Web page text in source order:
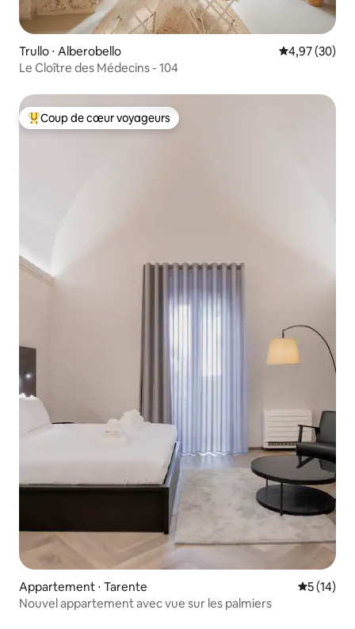
Trullo ⋅ Alberobello Évaluation
4,97 (30)
Le Cloître des Médecins - 104
Coups de cœur voyageurs les plus appréciés
Coup de cœur voyageurs
Appartement ⋅ Tarente
5 (14)
Nouvel appartement avec vue sur les palmiers